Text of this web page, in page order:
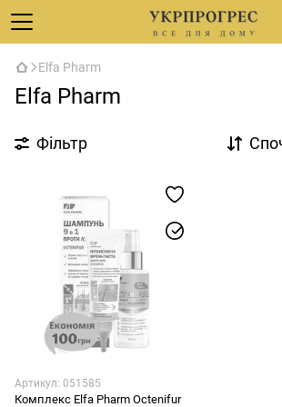
Elfa Pharm
Elfa Pharm
Фільтр
Артикул: 051585
Комплекс Elfa Pharm Octenifur